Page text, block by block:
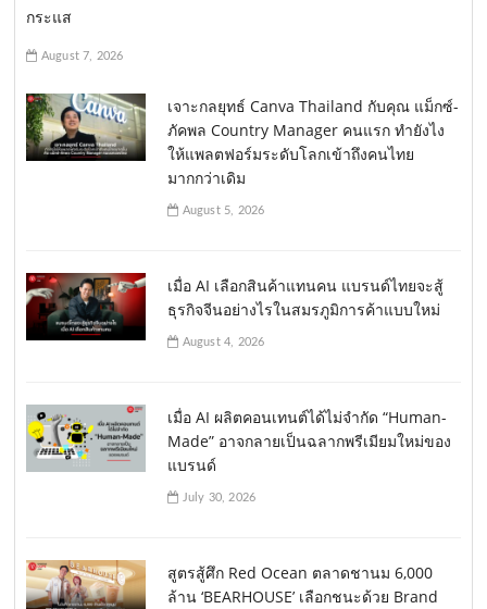
กระแส
August 7, 2026
เจาะกลยุทธ์ Canva Thailand กับคุณ แม็กซ์-
ภัคพล Country Manager คนแรก ทำยังไง
ให้แพลตฟอร์มระดับโลกเข้าถึงคนไทย
มากกว่าเดิม
August 5, 2026
เมื่อ AI เลือกสินค้าแทนคน แบรนด์ไทยจะสู้
ธุรกิจจีนอย่างไรในสมรภูมิการค้าแบบใหม่
August 4, 2026
เมื่อ AI ผลิตคอนเทนต์ได้ไม่จำกัด “Human-
Made” อาจกลายเป็นฉลากพรีเมียมใหม่ของ
แบรนด์
July 30, 2026
สูตรสู้ศึก Red Ocean ตลาดชานม 6,000
ล้าน ‘BEARHOUSE’ เลือกชนะด้วย Brand